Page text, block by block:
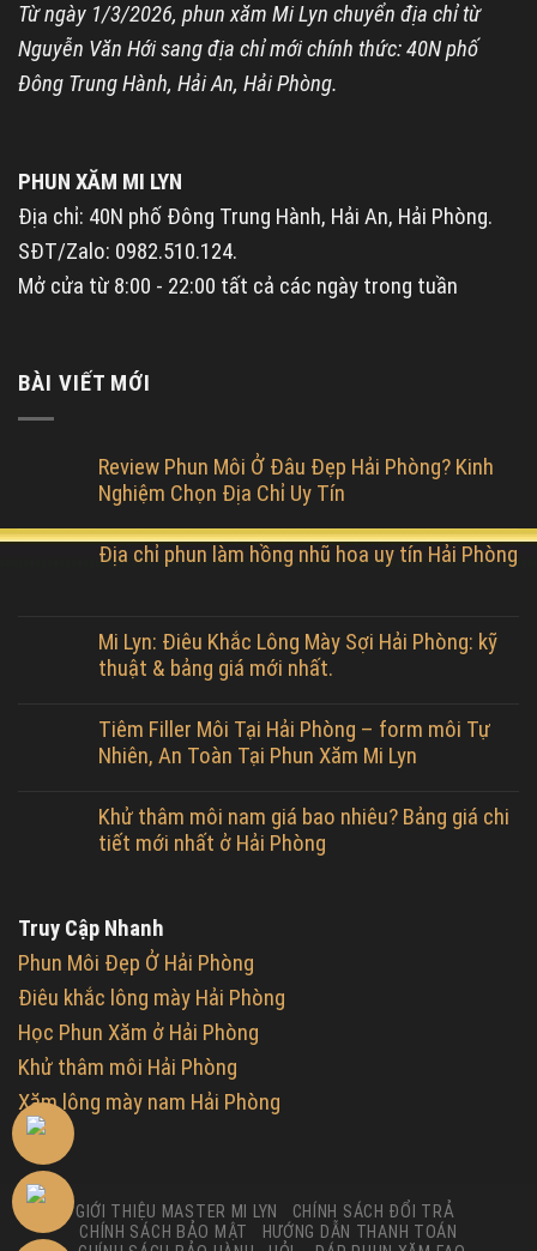
Từ ngày 1/3/2026, phun xăm Mi Lyn chuyển địa chỉ từ
Nguyễn Văn Hới sang địa chỉ mới chính thức: 40N phố
Đông Trung Hành, Hải An, Hải Phòng.
PHUN XĂM MI LYN
Địa chỉ: 40N phố Đông Trung Hành, Hải An, Hải Phòng.
SĐT/Zalo: 0982.510.124.
Mở cửa từ 8:00 - 22:00 tất cả các ngày trong tuần
BÀI VIẾT MỚI
Review Phun Môi Ở Đâu Đẹp Hải Phòng? Kinh
Nghiệm Chọn Địa Chỉ Uy Tín
Địa chỉ phun làm hồng nhũ hoa uy tín Hải Phòng
Mi Lyn: Điêu Khắc Lông Mày Sợi Hải Phòng: kỹ
thuật & bảng giá mới nhất.
Tiêm Filler Môi Tại Hải Phòng – form môi Tự
Nhiên, An Toàn Tại Phun Xăm Mi Lyn
Khử thâm môi nam giá bao nhiêu? Bảng giá chi
tiết mới nhất ở Hải Phòng
Truy Cập Nhanh
Phun Môi Đẹp Ở Hải Phòng
Điêu khắc lông mày Hải Phòng
Học Phun Xăm ở Hải Phòng
Khử thâm môi Hải Phòng
Xăm lông mày nam Hải Phòng
GIỚI THIỆU MASTER MI LYN
CHÍNH SÁCH ĐỔI TRẢ
CHÍNH SÁCH BẢO MẬT
HƯỚNG DẪN THANH TOÁN